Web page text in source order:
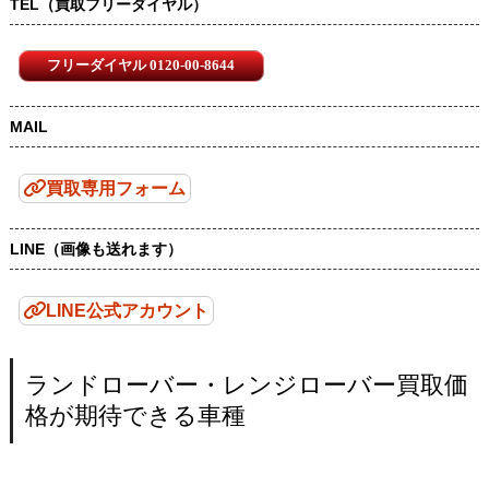
TEL（買取フリーダイヤル）
フリーダイヤル 0120-00-8644
MAIL
買取専用フォーム
LINE（画像も送れます）
LINE公式アカウント
ランドローバー・レンジローバー買取価
格が期待できる車種